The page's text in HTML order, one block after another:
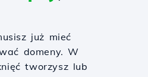
już mieć
domeny. W
tworzysz lub